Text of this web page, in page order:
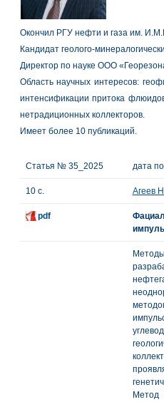
Окончил РГУ нефти и газа им.
Кандидат геолого-
Директор по науке ООО
Область научных интересов:
интенсификации притока
нетрадиционных коллекторов.
Имеет более 10 публикаций.
Статья № 35_2025 дата
10 с. Агеев
pdf
Метод